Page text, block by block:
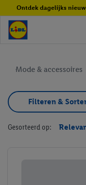
Ontdek dagelijks
Mode & accessoires
Filteren &
Gesorteerd op: